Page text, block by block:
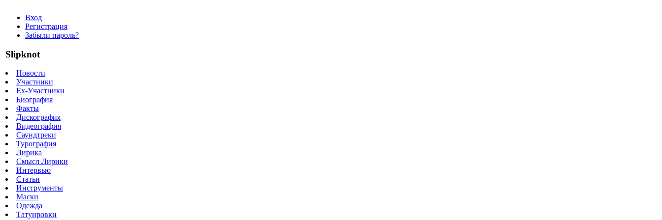
Вход
Регистрация
Забыли пароль?
Slipknot
Новости
Участники
Ex-Участники
Биография
Факты
Дискография
Видеография
Саундтреки
Турография
Лирика
Смысл Лирики
Интервью
Статьи
Инструменты
Маски
Одежда
Татуировки